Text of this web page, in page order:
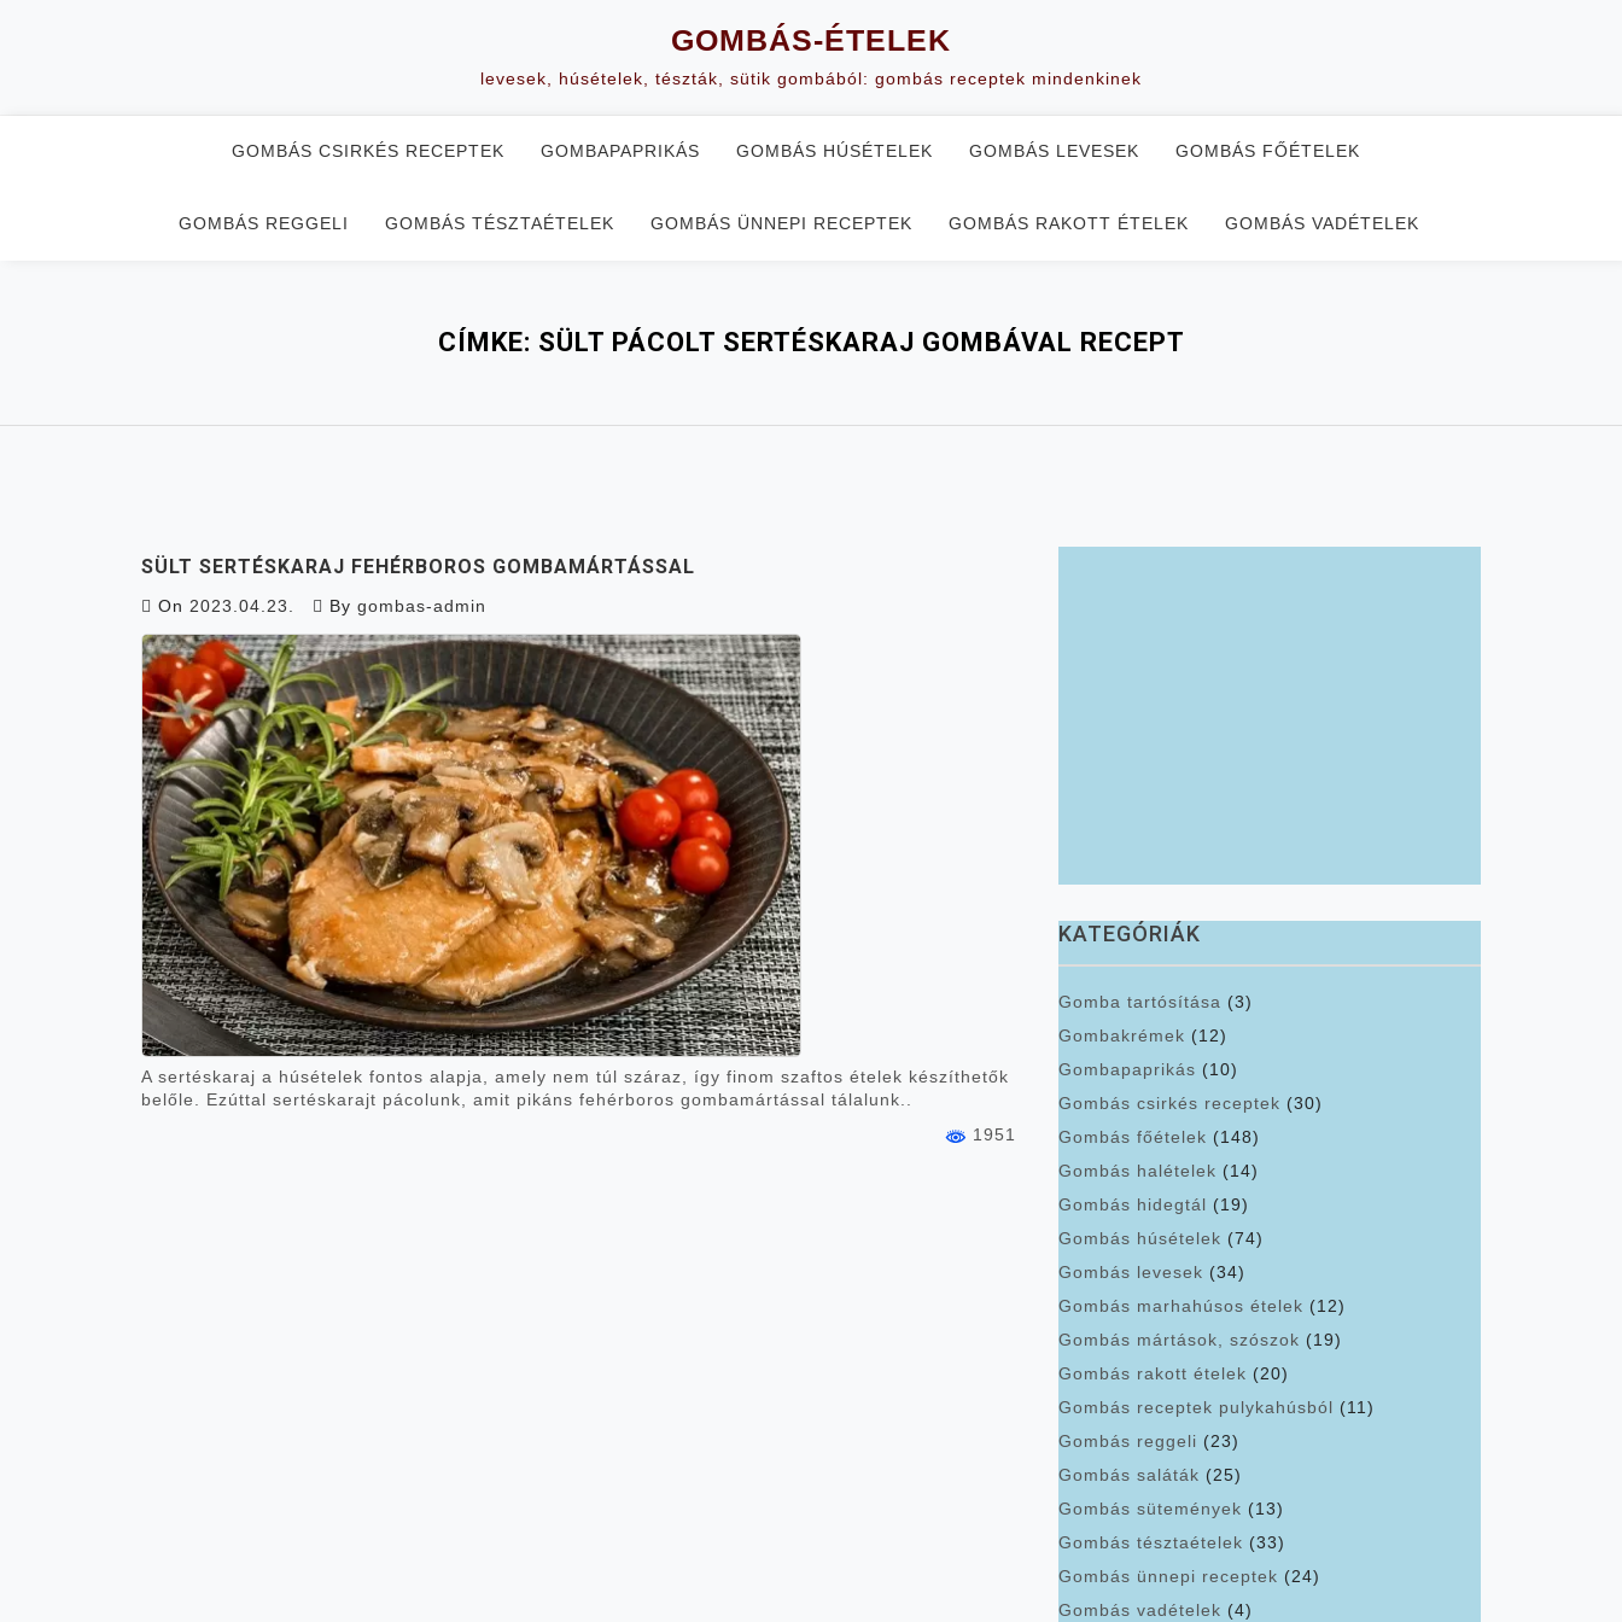
GOMBÁS-ÉTELEK
levesek, húsételek, tészták, sütik gombából: gombás receptek mindenkinek
GOMBÁS CSIRKÉS RECEPTEK GOMBAPAPRIKÁS GOMBÁS HÚSÉTELEK GOMBÁS LEVESEK GOMBÁS FŐÉTELEK
GOMBÁS REGGELI GOMBÁS TÉSZTAÉTELEK GOMBÁS ÜNNEPI RECEPTEK GOMBÁS RAKOTT ÉTELEK GOMBÁS VADÉTELEK
CÍMKE: SÜLT PÁCOLT SERTÉSKARAJ GOMBÁVAL RECEPT
SÜLT SERTÉSKARAJ FEHÉRBOROS GOMBAMÁRTÁSSAL
On 2023.04.23. By gombas-admin
A sertéskaraj a húsételek fontos alapja, amely nem túl száraz, így finom szaftos ételek készíthetők
belőle. Ezúttal sertéskarajt pácolunk, amit pikáns fehérboros gombamártással tálalunk..
1951
KATEGÓRIÁK
Gomba tartósítása (3)
Gombakrémek (12)
Gombapaprikás (10)
Gombás csirkés receptek (30)
Gombás főételek (148)
Gombás halételek (14)
Gombás hidegtál (19)
Gombás húsételek (74)
Gombás levesek (34)
Gombás marhahúsos ételek (12)
Gombás mártások, szószok (19)
Gombás rakott ételek (20)
Gombás receptek pulykahúsból (11)
Gombás reggeli (23)
Gombás saláták (25)
Gombás sütemények (13)
Gombás tésztaételek (33)
Gombás ünnepi receptek (24)
Gombás vadételek (4)